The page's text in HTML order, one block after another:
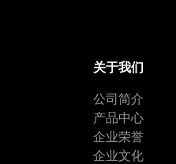
关于我们
公司简介
产品中心
企业荣誉
企业文化